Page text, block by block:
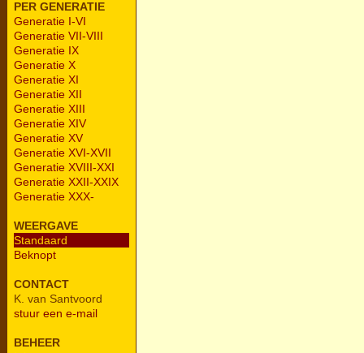
PER GENERATIE
Generatie I-VI
Generatie VII-VIII
Generatie IX
Generatie X
Generatie XI
Generatie XII
Generatie XIII
Generatie XIV
Generatie XV
Generatie XVI-XVII
Generatie XVIII-XXI
Generatie XXII-XXIX
Generatie XXX-
WEERGAVE
Standaard
Beknopt
CONTACT
K. van Santvoord
stuur een e-mail
BEHEER